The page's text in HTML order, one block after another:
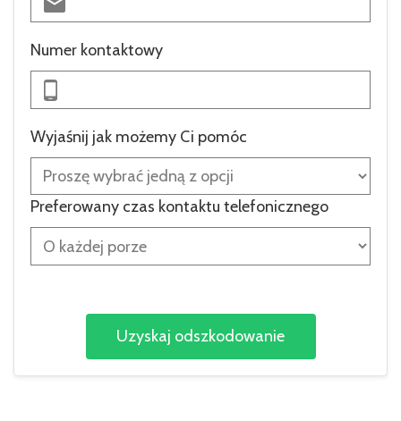
Numer kontaktowy
Wyjaśnij jak możemy Ci pomóc
Preferowany czas kontaktu telefonicznego